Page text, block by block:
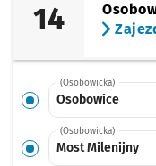
14
(Osobowicka)
Osobowice
(Osobowicka)
Most Milenijny